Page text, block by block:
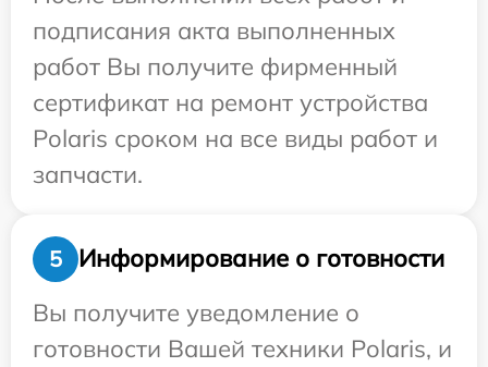
подписания акта выполненных
работ Вы получите фирменный
сертификат на ремонт устройства
Polaris сроком на все виды работ и
запчасти.
5
Информирование о готовности
Вы получите уведомление о
готовности Вашей техники Polaris, и